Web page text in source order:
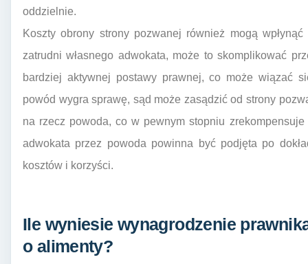
oddzielnie.
Koszty obrony strony pozwanej również mogą
zatrudni własnego adwokata, może to skomplikować
bardziej aktywnej postawy prawnej, co może wiązać
powód wygra sprawę, sąd może zasądzić od strony
na rzecz powoda, co w pewnym stopniu
adwokata przez powoda powinna być podjęta po
kosztów i korzyści.
Ile wyniesie wynagrodzenie
o alimenty?